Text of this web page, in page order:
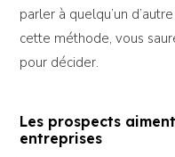
parler à quelqu’un
cette méthode, vous
pour décider.
Les prospects
entreprises